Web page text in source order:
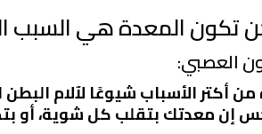
تكون المعدة هي السبب
العصبي:
أكتر الأسباب شيوعًا لآلام
إن معدتك بتقلب كل شوية، أو